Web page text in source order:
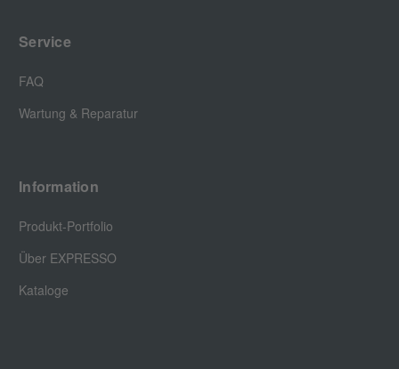
Service
FAQ
Wartung & Reparatur
Information
Produkt-Portfolio
Über EXPRESSO
Kataloge